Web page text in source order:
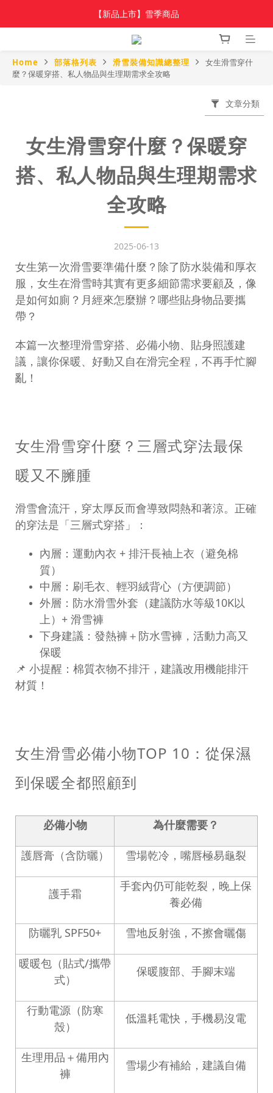
加入新會員 領$100 購物金，首單享免運🚛
【新品上市】雪季商品
加入新會員 領$100 購物金，首單享免運🚛
Home 部落格列表 滑雪裝備知識總整理
女生滑雪穿什
麼？保暖穿搭、私人物品與生理期需求全攻略
文章分類
女生滑雪穿什麼？保暖穿
搭、私人物品與生理期需求
全攻略
2025-06-13
女生第一次滑雪要準備什麼？除了防水裝備和厚衣
服，女生在滑雪時其實有更多細節需求要顧及，像
是如何如廁？月經來怎麼辦？哪些貼身物品要攜
帶？
本篇一次整理滑雪穿搭、必備小物、貼身照護建
議，讓你保暖、好動又自在滑完全程，不再手忙腳
亂！
女生滑雪穿什麼？三層式穿法最保
暖又不臃腫
滑雪會流汗，穿太厚反而會導致悶熱和著涼。正確
的穿法是「三層式穿搭」：
內層：運動內衣 + 排汗長袖上衣（避免棉
質）
中層：刷毛衣、輕羽絨背心（方便調節）
外層：防水滑雪外套（建議防水等級10K以
上） + 滑雪褲
下身建議：發熱褲＋防水雪褲，活動力高又
保暖
📌 小提醒：棉質衣物不排汗，建議改用機能排汗
材質！
女生滑雪必備小物TOP 10 ：從保濕
到保暖全都照顧到
必備小物 為什麼需要？
護唇膏（含防曬） 雪場乾冷，嘴唇極易龜裂
護手霜
手套內仍可能乾裂，晚上保
養必備
防曬乳 SPF50+ 雪地反射強，不擦會曬傷
暖暖包（貼式/攜帶
式）
保暖腹部、手腳末端
行動電源（防寒
殼）
低溫耗電快，手機易沒電
生理用品＋備用內
褲
雪場少有補給，建議自備